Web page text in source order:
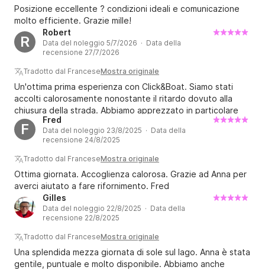
Posizione eccellente ? condizioni ideali e comunicazione
molto efficiente. Grazie mille!
R
Robert
Data del noleggio 5/7/2026 · Data della
recensione 27/7/2026
Tradotto dal FranceseMostra originale
Un'ottima prima esperienza con Click&Boat. Siamo stati
accolti calorosamente nonostante il ritardo dovuto alla
chiusura della strada. Abbiamo apprezzato in particolare
l'atmosfera tranquilla e la cordiale accoglienza riservata a
velisti relativamente inesperti.
F
Fred
Data del noleggio 23/8/2025 · Data della
recensione 24/8/2025
Tradotto dal FranceseMostra originale
Ottima giornata. Accoglienza calorosa. Grazie ad Anna per
averci aiutato a fare rifornimento. Fred
Gilles
Data del noleggio 22/8/2025 · Data della
recensione 22/8/2025
Tradotto dal FranceseMostra originale
Una splendida mezza giornata di sole sul lago. Anna è stata
gentile, puntuale e molto disponibile. Abbiamo anche